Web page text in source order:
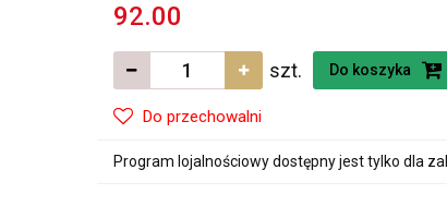
92.00
szt. Do koszyka
Do przechowalni
Program lojalnościowy dostępny jest tylko dla